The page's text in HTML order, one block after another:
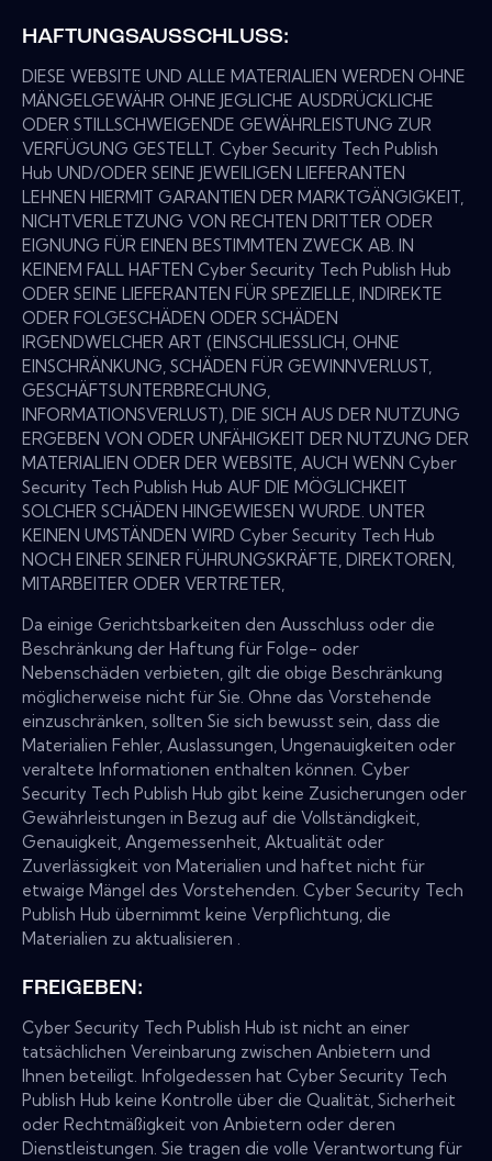
HAFTUNGSAUSSCHLUSS:
DIESE WEBSITE UND ALLE MATERIALIEN WERDEN OHNE
MÄNGELGEWÄHR OHNE JEGLICHE AUSDRÜCKLICHE
ODER STILLSCHWEIGENDE GEWÄHRLEISTUNG ZUR
VERFÜGUNG GESTELLT. Cyber Security Tech Publish
Hub UND/ODER SEINE JEWEILIGEN LIEFERANTEN
LEHNEN HIERMIT GARANTIEN DER MARKTGÄNGIGKEIT,
NICHTVERLETZUNG VON RECHTEN DRITTER ODER
EIGNUNG FÜR EINEN BESTIMMTEN ZWECK AB. IN
KEINEM FALL HAFTEN Cyber Security Tech Publish Hub
ODER SEINE LIEFERANTEN FÜR SPEZIELLE, INDIREKTE
ODER FOLGESCHÄDEN ODER SCHÄDEN
IRGENDWELCHER ART (EINSCHLIESSLICH, OHNE
EINSCHRÄNKUNG, SCHÄDEN FÜR GEWINNVERLUST,
GESCHÄFTSUNTERBRECHUNG,
INFORMATIONSVERLUST), DIE SICH AUS DER NUTZUNG
ERGEBEN VON ODER UNFÄHIGKEIT DER NUTZUNG DER
MATERIALIEN ODER DER WEBSITE, AUCH WENN Cyber
Security Tech Publish Hub AUF DIE MÖGLICHKEIT
SOLCHER SCHÄDEN HINGEWIESEN WURDE. UNTER
KEINEN UMSTÄNDEN WIRD Cyber Security Tech Hub
NOCH EINER SEINER FÜHRUNGSKRÄFTE, DIREKTOREN,
MITARBEITER ODER VERTRETER,
Da einige Gerichtsbarkeiten den Ausschluss oder die
Beschränkung der Haftung für Folge- oder
Nebenschäden verbieten, gilt die obige Beschränkung
möglicherweise nicht für Sie. Ohne das Vorstehende
einzuschränken, sollten Sie sich bewusst sein, dass die
Materialien Fehler, Auslassungen, Ungenauigkeiten oder
veraltete Informationen enthalten können. Cyber
Security Tech Publish Hub gibt keine Zusicherungen oder
Gewährleistungen in Bezug auf die Vollständigkeit,
Genauigkeit, Angemessenheit, Aktualität oder
Zuverlässigkeit von Materialien und haftet nicht für
etwaige Mängel des Vorstehenden. Cyber Security Tech
Publish Hub übernimmt keine Verpflichtung, die
Materialien zu aktualisieren .
FREIGEBEN:
Cyber Security Tech Publish Hub ist nicht an einer
tatsächlichen Vereinbarung zwischen Anbietern und
Ihnen beteiligt. Infolgedessen hat Cyber Security Tech
Publish Hub keine Kontrolle über die Qualität, Sicherheit
oder Rechtmäßigkeit von Anbietern oder deren
Dienstleistungen. Sie tragen die volle Verantwortung für